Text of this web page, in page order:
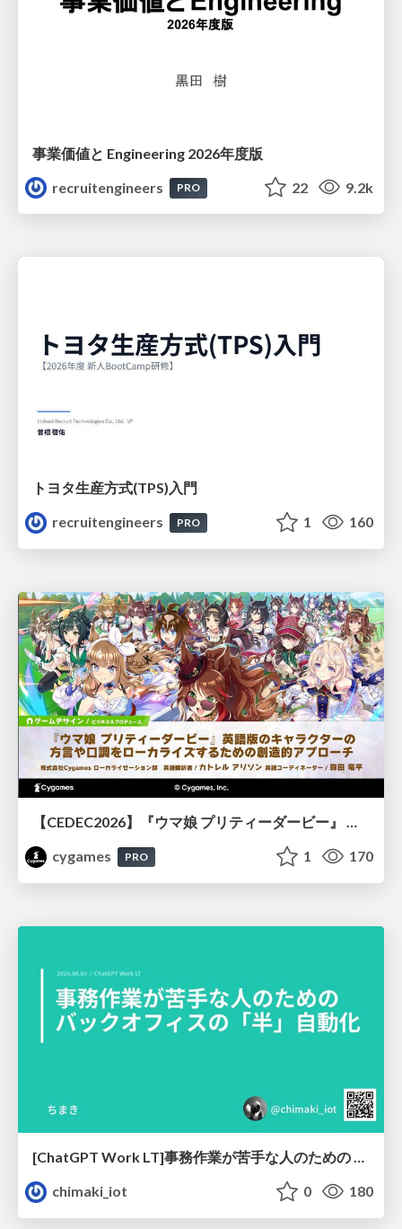
事業価値と Engineering 2026年度版
recruitengineers
PRO 22 9.2k
トヨタ⽣産⽅式(TPS)⼊⾨
recruitengineers
PRO 1 160
【CEDEC2026】『ウマ娘 プリティーダービー』 英語版のキャラクターの方言や口調をローカライズするための創造的アプローチ
cygames
PRO 1 170
chimaki_iot
0 180